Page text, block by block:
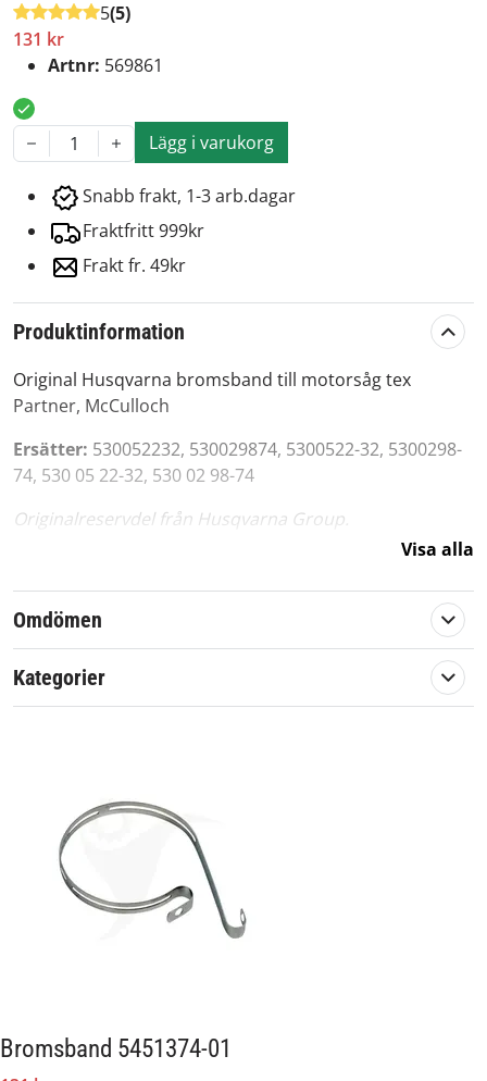
5(5)
131 kr
Artnr: 569861
1 Lägg i varukorg
Snabb frakt, 1-3 arb.dagar
Fraktfritt 999kr
Frakt fr. 49kr
Produktinformation
Original Husqvarna bromsband till motorsåg tex
Partner, McCulloch
Ersätter: 530052232, 530029874, 5300522-32, 5300298-
74, 530 05 22-32, 530 02 98-74
Originalreservdel från Husqvarna Group.
Passar märke:
Visa alla
Omdömen
Kategorier
Bromsband 5451374-01